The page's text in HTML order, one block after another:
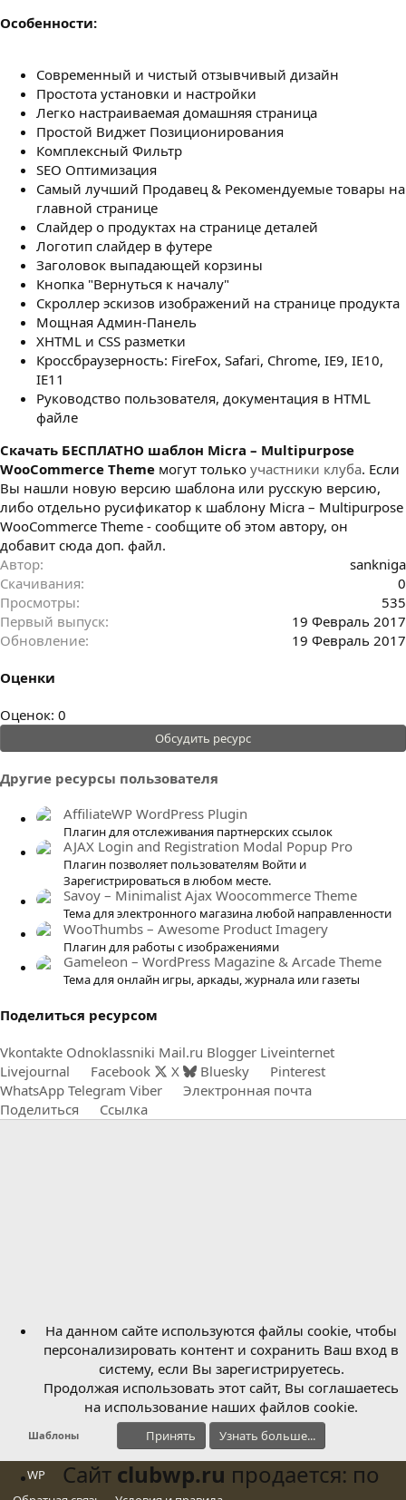
Особенности:
Современный и чистый отзывчивый дизайн
Простота установки и настройки
Легко настраиваемая домашняя страница
Простой Виджет Позиционирования
Комплексный Фильтр
SEO Оптимизация
Самый лучший Продавец & Рекомендуемые товары на
главной странице
Слайдер о продуктах на странице деталей
Логотип слайдер в футере
Заголовок выпадающей корзины
Кнопка "Вернуться к началу"
Скроллер эскизов изображений на странице продукта
Мощная Админ-Панель
XHTML и CSS разметки
Кроссбраузерность: FireFox, Safari, Chrome, IE9, IE10,
IE11
Руководство пользователя, документация в HTML
файле
Cкачать БЕСПЛАТНО шаблон Micra – Multipurpose
WooCommerce Theme могут только участники клуба. Если
Вы нашли новую версию шаблона или русскую версию,
либо отдельно русификатор к шаблону Micra – Multipurpose
WooCommerce Theme - сообщите об этом автору, он
добавит сюда доп. файл.
Автор
sankniga
Скачивания
0
Просмотры
535
Первый выпуск
19 Февраль 2017
Обновление
19 Февраль 2017
Оценки
0
.
0
0
з
Оценок: 0
Обсудить ресурс
Другие ресурсы пользователя
AffiliateWP WordPress Plugin
Плагин для отслеживания партнерских ссылок
AJAX Login and Registration Modal Popup Pro
Плагин позволяет пользователям Войти и
Зарегистрироваться в любом месте.
Savoy – Minimalist Ajax Woocommerce Theme
Тема для электронного магазина любой направленности
WooThumbs – Awesome Product Imagery
Плагин для работы с изображениями
Gameleon – WordPress Magazine & Arcade Theme
Тема для онлайн игры, аркады, журнала или газеты
Поделиться ресурсом
Vkontakte Odnoklassniki Mail.ru Blogger Liveinternet
Livejournal
Facebook X Bluesky
Pinterest
WhatsApp Telegram Viber
Электронная почта
Поделиться
Ссылка
Шаблоны
WP
На данном сайте используются файлы cookie, чтобы
персонализировать контент и сохранить Ваш вход в
систему, если Вы зарегистрируетесь.
Продолжая использовать этот сайт, Вы соглашаетесь
на использование наших файлов cookie.
Принять Узнать больше...
Сайт clubwp.ru продается: по